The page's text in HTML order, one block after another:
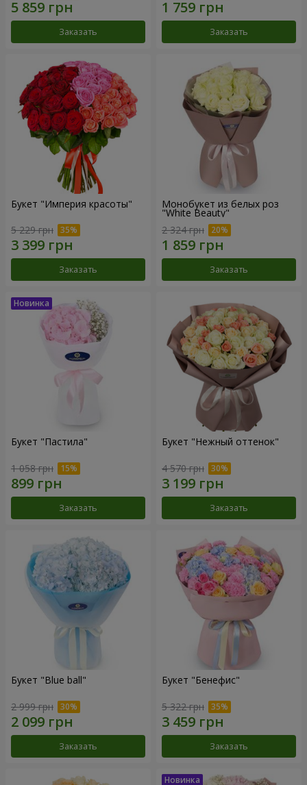
Заказать Заказать
Букет "Империя красоты"
5 229 грн
Заказать
Монобукет из белых роз
"White Beauty"
2 324 грн
Заказать
Букет "Пастила"
1 058 грн
Заказать
Букет "Нежный оттенок"
4 570 грн
Заказать
Букет "Blue ball"
2 999 грн
Заказать
Букет "Бенефис"
5 322 грн
Заказать